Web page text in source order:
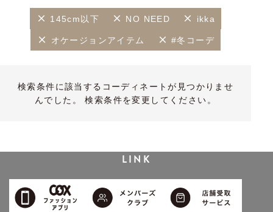
145cm以下 NO NEED ikka
オケージョンアイテム #冬コーデ
検索条件に該当するコーディネートが見つかりませ
んでした。 検索条件を変更してください。
LINK